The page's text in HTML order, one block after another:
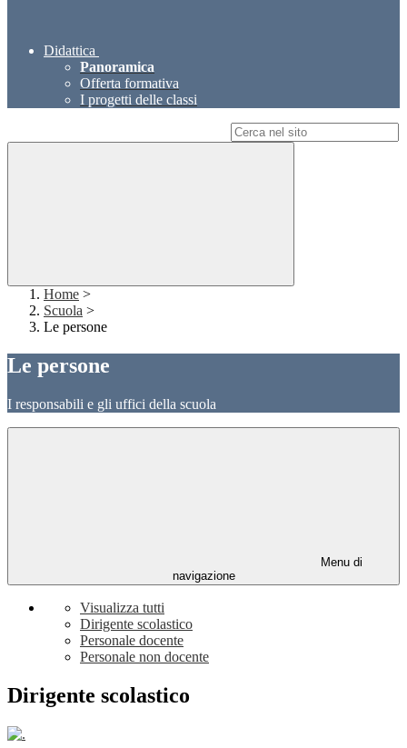
Didattica
Panoramica
Offerta formativa
I progetti delle classi
Home >
Scuola >
Le persone
Le persone
I responsabili e gli uffici della scuola
Menu di
navigazione
Visualizza tutti
Dirigente scolastico
Personale docente
Personale non docente
Dirigente scolastico